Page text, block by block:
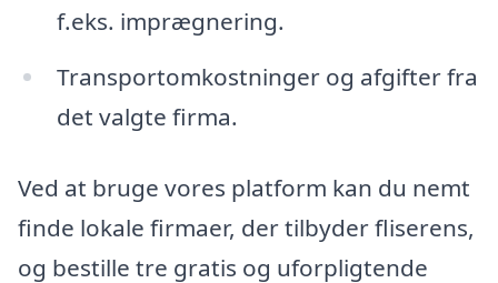
f.eks. imprægnering.
Transportomkostninger og afgifter fra
det valgte firma.
Ved at bruge vores platform kan du nemt
finde lokale firmaer, der tilbyder fliserens,
og bestille tre gratis og uforpligtende